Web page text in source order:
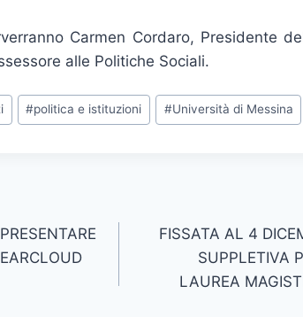
Carmen Cordaro, Presidente
alle Politiche Sociali.
#politica e istituzioni #Università di Messina
FISSATA AL 4
SUPPLETIVA
LAUREA